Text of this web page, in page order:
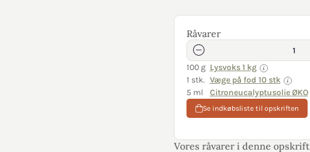
Råvarer
100 g Lysvoks 1 kg
1 stk. Væge på fod 10 stk
5 ml
Citroneucalyptusolie ØKO
Se indkøbsliste til opskriften
Vores råvarer i denne opskrift